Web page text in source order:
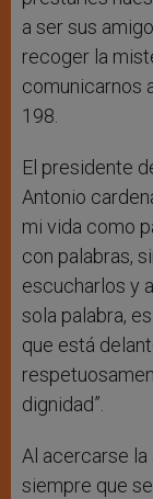
a ser sus
recoger la
comunicarnos
198.
El presidente
Antonio
mi vida como
con palabras,
escucharlos y
sola palabra,
que está
dignidad”.
Al acercarse la
siempre que